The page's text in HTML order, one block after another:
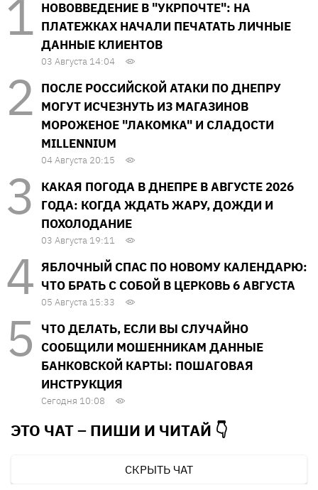
НОВОВВЕДЕНИЕ В "УКРПОЧТЕ": НА
ПЛАТЕЖКАХ НАЧАЛИ ПЕЧАТАТЬ ЛИЧНЫЕ
ДАННЫЕ КЛИЕНТОВ
03 Августа 14:04
ПОСЛЕ РОССИЙСКОЙ АТАКИ ПО ДНЕПРУ
МОГУТ ИСЧЕЗНУТЬ ИЗ МАГАЗИНОВ
МОРОЖЕНОЕ "ЛАКОМКА" И СЛАДОСТИ
MILLENNIUM
04 Августа 20:15
КАКАЯ ПОГОДА В ДНЕПРЕ В АВГУСТЕ 2026
ГОДА: КОГДА ЖДАТЬ ЖАРУ, ДОЖДИ И
ПОХОЛОДАНИЕ
03 Августа 19:11
ЯБЛОЧНЫЙ СПАС ПО НОВОМУ КАЛЕНДАРЮ:
ЧТО БРАТЬ С СОБОЙ В ЦЕРКОВЬ 6 АВГУСТА
05 Августа 15:33
ЧТО ДЕЛАТЬ, ЕСЛИ ВЫ СЛУЧАЙНО
СООБЩИЛИ МОШЕННИКАМ ДАННЫЕ
БАНКОВСКОЙ КАРТЫ: ПОШАГОВАЯ
ИНСТРУКЦИЯ
Сегодня 10:08
ЭТО ЧАТ – ПИШИ И ЧИТАЙ 👇
СКРЫТЬ ЧАТ